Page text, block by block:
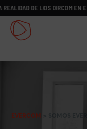
DE LOS DIRCOM EN ESPAÑA
EVERCOM